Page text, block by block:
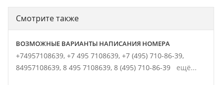
Смотрите также
ВОЗМОЖНЫЕ ВАРИАНТЫ НАПИСАНИЯ НОМЕРА
+74957108639, +7 495 7108639, +7 (495) 710-86-39,
84957108639, 8 495 7108639, 8 (495) 710-86-39 ещё...